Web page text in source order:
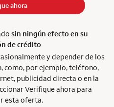
ahora
sin ningún efecto en su
de crédito
y depender de los
como, por ejemplo, teléfono,
publicidad directa o en la
Verifique ahora para
esta oferta.